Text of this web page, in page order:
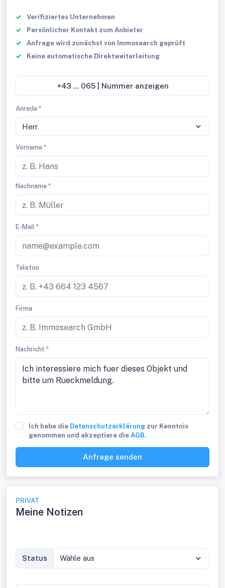
Verifiziertes Unternehmen
Persönlicher Kontakt zum Anbieter
Anfrage wird zunächst von Immosearch geprüft
Keine automatische Direktweiterleitung
+43 ... 065 | Nummer anzeigen
Anrede *
Herr
Vorname *
Nachname *
E-Mail *
Telefon
Firma
Nachricht *
Ich habe die Datenschutzerklärung zur Kenntnis
genommen und akzeptiere die AGB.
Anfrage senden
PRIVAT
Meine Notizen
Status Wähle aus